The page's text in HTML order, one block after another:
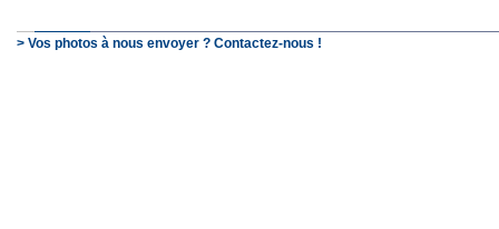
> Vos photos à nous envoyer ? Contactez-nous !